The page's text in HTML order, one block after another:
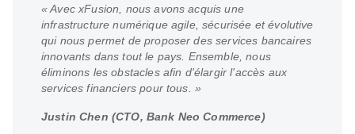
« Avec xFusion, nous avons acquis une
infrastructure numérique agile, sécurisée et évolutive
qui nous permet de proposer des services bancaires
innovants dans tout le pays. Ensemble, nous
éliminons les obstacles afin d'élargir l'accès aux
services financiers pour tous. »
Justin Chen (CTO, Bank Neo Commerce)